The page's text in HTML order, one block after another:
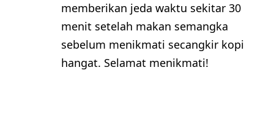
memberikan jeda waktu sekitar 30
menit setelah makan semangka
sebelum menikmati secangkir kopi
hangat. Selamat menikmati!